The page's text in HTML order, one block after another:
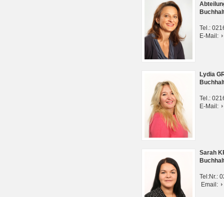
Tel.:
E-Mail:
Lydia
Tel.:
E-Mail:
Sarah
Tel:Nr.:
Email: